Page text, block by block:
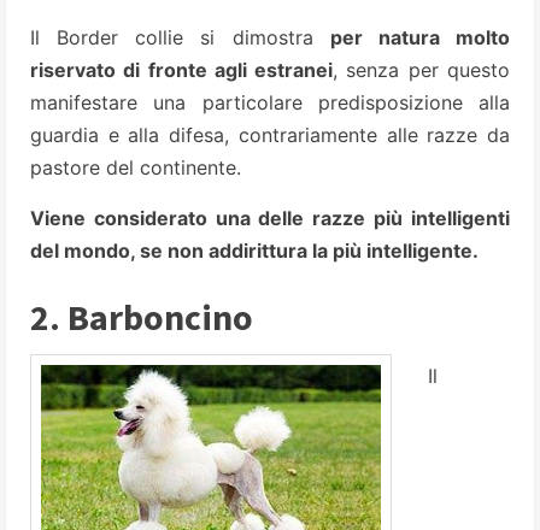
Il Border collie si dimostra per natura molto
riservato di fronte agli estranei, senza per questo
manifestare una particolare predisposizione alla
guardia e alla difesa, contrariamente alle razze da
pastore del continente.
Viene considerato una delle razze più intelligenti
del mondo, se non addirittura la più intelligente.
2. Barboncino
Il